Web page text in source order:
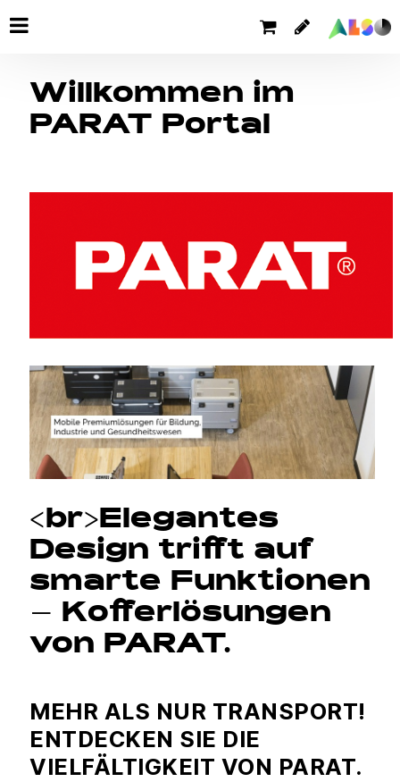
Willkommen im
PARAT Portal
<br>Elegantes
Design trifft auf
smarte Funktionen
– Kofferlösungen
von PARAT.
MEHR ALS NUR TRANSPORT!
ENTDECKEN SIE DIE
VIELFÄLTIGKEIT VON PARAT.